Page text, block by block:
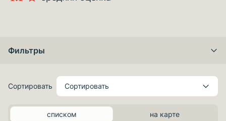
Фильтры
Сортировать Сортировать
списком на карте